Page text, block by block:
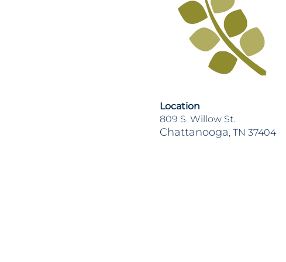
Location
809 S. Willow St.
Chattanooga, TN 37404